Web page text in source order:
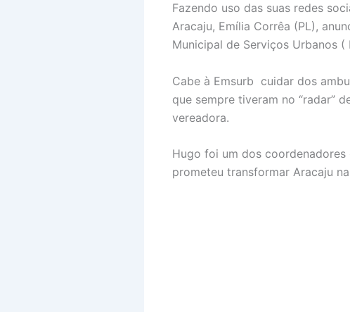
Fazendo uso das suas redes
Aracaju, Emília Corrêa (PL),
Municipal de Serviços Urbanos (
Cabe à Emsurb cuidar dos
que sempre tiveram no “radar”
vereadora.
Hugo foi um dos
prometeu transformar Aracaju